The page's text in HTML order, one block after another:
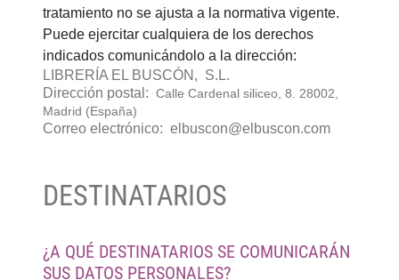
tratamiento no se ajusta a la normativa vigente.
Puede ejercitar cualquiera de los derechos
indicados comunicándolo a la dirección:
LIBRERÍA EL BUSCÓN, S.L.
Dirección postal: Calle Cardenal siliceo, 8. 28002,
Madrid (España)
Correo electrónico: elbuscon@elbuscon.com
DESTINATARIOS
¿A QUÉ DESTINATARIOS SE COMUNICARÁN
SUS DATOS PERSONALES?